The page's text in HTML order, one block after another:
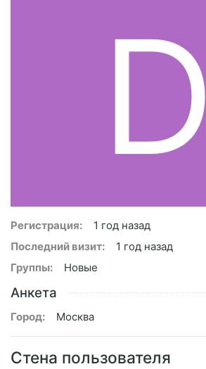
D
Регистрация:
1 год назад
Последний визит:
1 год назад
Группы:
Новые
Анкета
Город: Москва
Стена пользователя